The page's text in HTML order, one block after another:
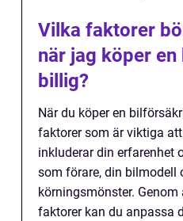
Vilka faktorer
när jag köper
billig?
När du köper en
faktorer som är viktiga
inkluderar din erfarenhet
som förare, din bilmodell
körningsmönster.
faktorer kan du anpassa